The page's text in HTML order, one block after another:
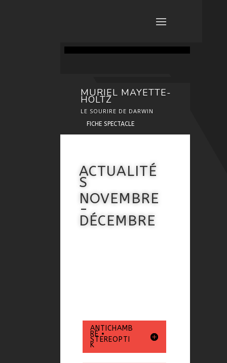
MURIEL MAYETTE-
HOLTZ
LE SOURIRE DE DARWIN
FICHE SPECTACLE
ACTUALITÉ
S
NOVEMBRE
-
DÉCEMBRE
ANTICHAMB
RE •
STEREOPTI
K